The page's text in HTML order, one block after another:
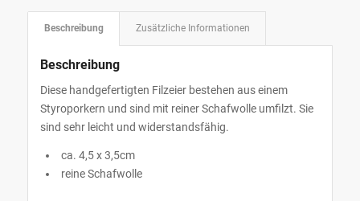
Beschreibung Zusätzliche Informationen
Beschreibung
Diese handgefertigten Filzeier bestehen aus einem
Styroporkern und sind mit reiner Schafwolle umfilzt. Sie
sind sehr leicht und widerstandsfähig.
ca. 4,5 x 3,5cm
reine Schafwolle